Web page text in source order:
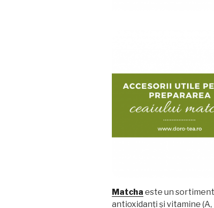
Matcha este un
antioxidanți și vitamine (A,